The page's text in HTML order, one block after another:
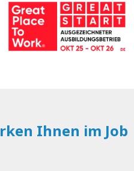
Ihnen im Job